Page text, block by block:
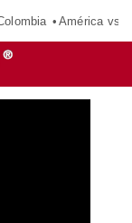
América vs